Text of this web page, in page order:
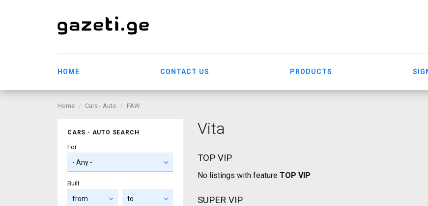
HOME CONTACT US PRODUCTS
Home Cars - Auto FAW
CARS - AUTO SEARCH
For
Built
Vita
TOP VIP
No listings with feature TOP VIP
SUPER VIP